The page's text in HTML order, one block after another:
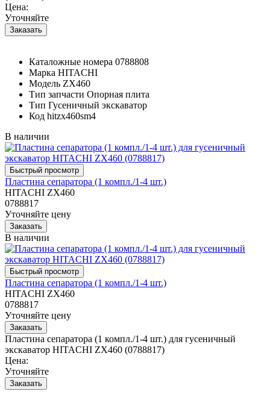
Цена:
Уточняйте
Каталожные номера 0788808
Марка HITACHI
Модель ZX460
Тип запчасти Опорная плита
Тип Гусеничный экскаватор
Код hitzx460sm4
В наличии
Пластина сепаратора (1 компл./1-4 шт.)
HITACHI ZX460
0788817
Уточняйте цену
В наличии
Пластина сепаратора (1 компл./1-4 шт.)
HITACHI ZX460
0788817
Уточняйте цену
Пластина сепаратора (1 компл./1-4 шт.) для гусеничный
экскаватор HITACHI ZX460 (0788817)
Цена:
Уточняйте